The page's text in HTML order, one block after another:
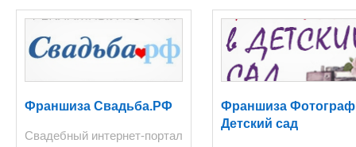
Франшиза Свадьба.РФ
Свадебный интернет-портал
Франшиза
Детский сад